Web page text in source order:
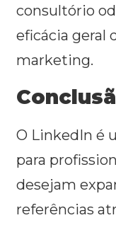
consultório
eficácia geral
marketing.
O LinkedIn é
para
desejam
referências